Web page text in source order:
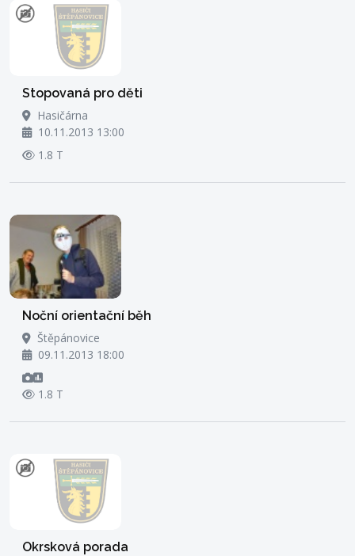
Stopovaná pro děti
Hasičárna
10.11.2013 13:00
1.8 T
Noční orientační běh
Štěpánovice
09.11.2013 18:00
1.8 T
Okrsková porada